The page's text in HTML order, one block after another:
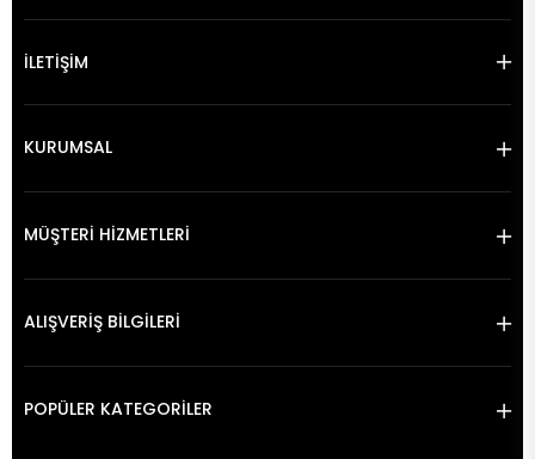
İLETİŞİM
KURUMSAL
MÜŞTERİ HİZMETLERİ
ALIŞVERİŞ BİLGİLERİ
POPÜLER KATEGORİLER